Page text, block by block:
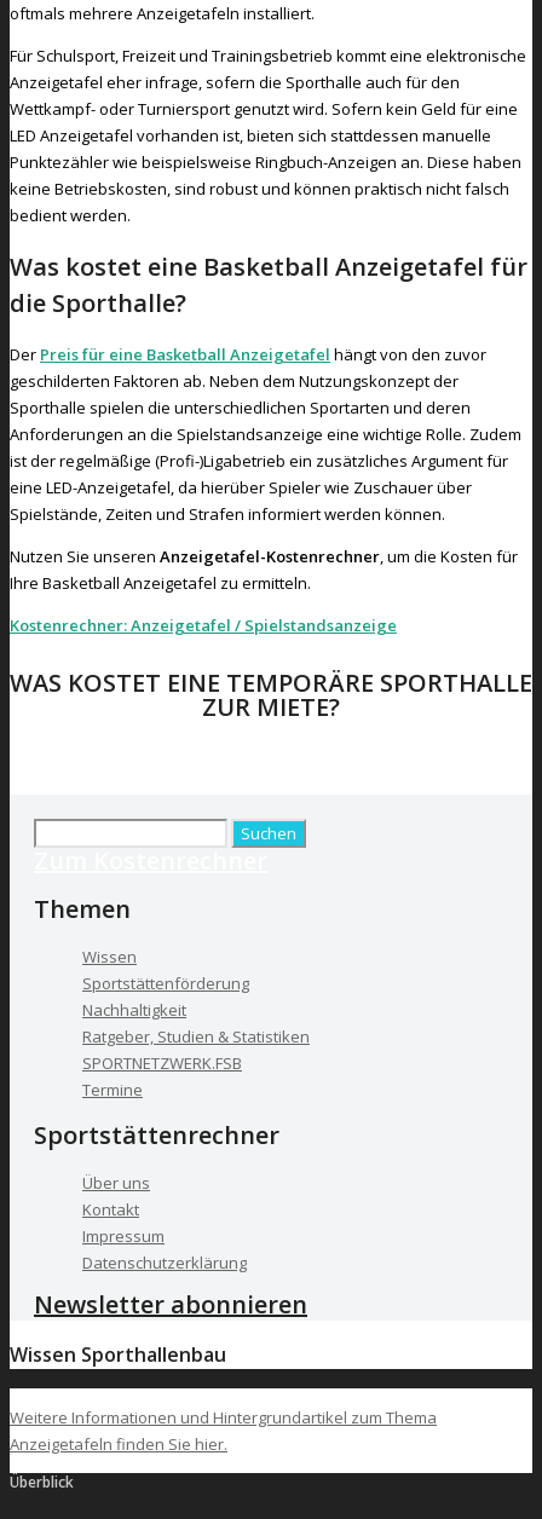
oftmals mehrere Anzeigetafeln installiert.
Für Schulsport, Freizeit und Trainingsbetrieb kommt eine elektronische
Anzeigetafel eher infrage, sofern die Sporthalle auch für den
Wettkampf- oder Turniersport genutzt wird. Sofern kein Geld für eine
LED Anzeigetafel vorhanden ist, bieten sich stattdessen manuelle
Punktezähler wie beispielsweise Ringbuch-Anzeigen an. Diese haben
keine Betriebskosten, sind robust und können praktisch nicht falsch
bedient werden.
Was kostet eine Basketball Anzeigetafel für
die Sporthalle?
Der Preis für eine Basketball Anzeigetafel hängt von den zuvor
geschilderten Faktoren ab. Neben dem Nutzungskonzept der
Sporthalle spielen die unterschiedlichen Sportarten und deren
Anforderungen an die Spielstandsanzeige eine wichtige Rolle. Zudem
ist der regelmäßige (Profi-)Ligabetrieb ein zusätzliches Argument für
eine LED-Anzeigetafel, da hierüber Spieler wie Zuschauer über
Spielstände, Zeiten und Strafen informiert werden können.
Nutzen Sie unseren Anzeigetafel-Kostenrechner, um die Kosten für
Ihre Basketball Anzeigetafel zu ermitteln.
Kostenrechner: Anzeigetafel / Spielstandsanzeige
WAS KOSTET EINE TEMPORÄRE SPORTHALLE
ZUR MIETE?
Themen
Wissen
Sportstättenförderung
Nachhaltigkeit
Ratgeber, Studien & Statistiken
SPORTNETZWERK.FSB
Termine
Sportstättenrechner
Über uns
Kontakt
Impressum
Datenschutzerklärung
Newsletter abonnieren
Wissen Sporthallenbau
Weitere Informationen und Hintergrundartikel zum Thema
Anzeigetafeln finden Sie hier.
Überblick